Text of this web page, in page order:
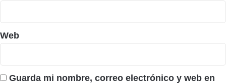
Web
Guarda mi nombre, correo electrónico y web en